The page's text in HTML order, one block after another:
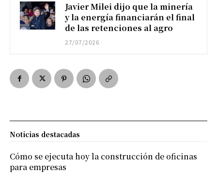
Javier Milei dijo que la minería
y la energía financiarán el final
de las retenciones al agro
27/07/2026
Noticias destacadas
Cómo se ejecuta hoy la construcción de oficinas
para empresas